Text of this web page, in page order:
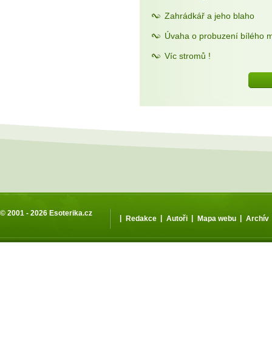
Zahrádkář a jeho blaho
Úvaha o probuzení bílého
Víc stromů !
© 2001 - 2026 Esoterika.cz
| Redakce | Autoři | Mapa webu | Archív